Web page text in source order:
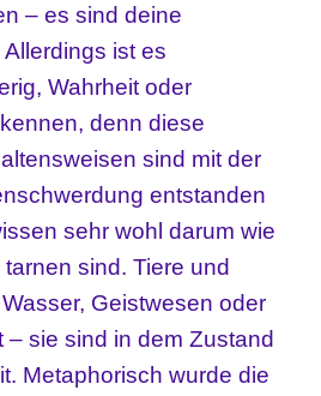
– es sind deine
ist es
Wahrheit oder
denn diese
sind mit der
entstanden
sehr wohl darum wie
sind. Tiere und
Geistwesen oder
– sie sind in dem Zustand
Metaphorisch wurde die